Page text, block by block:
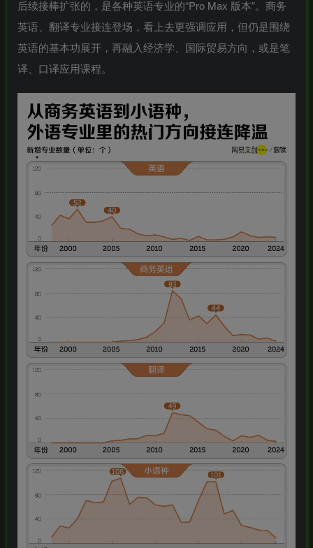
后续接棒扩张的，是各种英语专业的“Pro Max 版本”。商务
英语、翻译专业接连登场，看上去更强调应用，但仍是围绕
英语的基本功展开，再融入经济学、国际贸易方向，或是笔
译、口译应用课程。